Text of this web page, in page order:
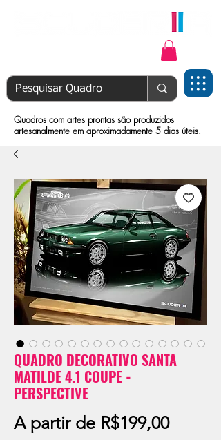
Quadros com artes prontas são produzidos
artesanalmente em aproximadamente 5 dias úteis.
QUADRO DECORATIVO SANTA
MATILDE 4.1 COUPE -
PERSPECTIVE
A partir de R$199,00Preço